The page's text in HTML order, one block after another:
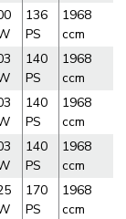
136
PS
1968
ccm
140
PS
1968
ccm
140
PS
1968
ccm
140
PS
1968
ccm
170
PS
1968
ccm